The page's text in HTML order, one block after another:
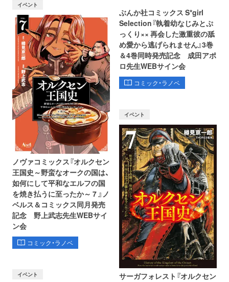
ぶんか社コミックス S*girl
Selection『執着幼なじみとぷ
っくり×× 再会した激重彼の舐
め愛から逃げられません』3巻
＆4巻同時発売記念 成田アポ
ロ先生WEBサイン会
コミック・ラノベ
イベント
ノヴァコミックス『オルクセン
王国史～野蛮なオークの国は、
如何にして平和なエルフの国
を焼き払うに至ったか～ 7 』ノ
ベルス＆コミックス同月発売
記念 野上武志先生WEBサイ
ン会
コミック・ラノベ
イベント
サーガフォレスト『オルクセン
イベント